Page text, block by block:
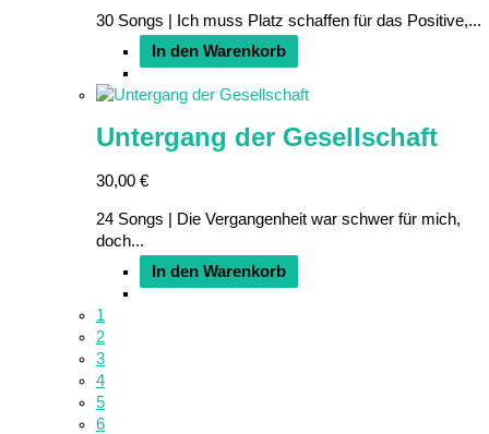
30 Songs | Ich muss Platz schaffen für das Positive,...
In den Warenkorb
Untergang der Gesellschaft
30,00 €
24 Songs | Die Vergangenheit war schwer für mich,
doch...
In den Warenkorb
1
2
3
4
5
6